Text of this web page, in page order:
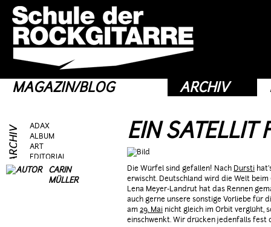
MAGAZIN/BLOG ARCHIV
ADAX
ALBUM
ART
EDITORIAL
FRAG AS
EIN SATELLIT
CARIN
MÜLLER
Die Würfel sind gefallen! Nach Dursti
erwischt. Deutschland wird die Welt
Lena Meyer-Landrut hat das Rennen
auch gerne unsere sonstige Vorliebe für
am 29. Mai nicht gleich im Orbit verglüht,
einschwenkt. Wir drücken jedenfalls fest